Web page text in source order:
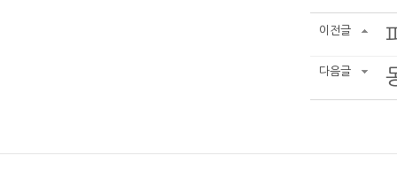
이전글
다음글